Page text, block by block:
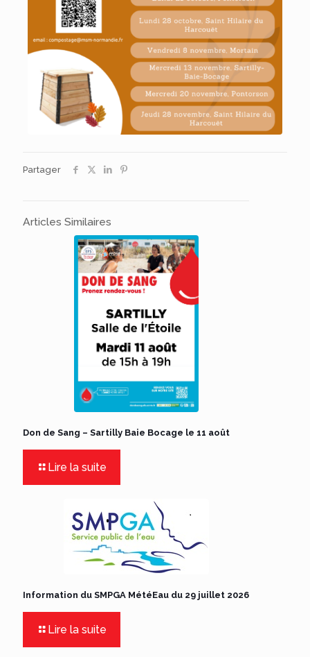
Partager
Articles Similaires
Don de Sang – Sartilly Baie Bocage le 11 août
Lire la suite
Information du SMPGA MétéEau du 29 juillet 2026
Lire la suite